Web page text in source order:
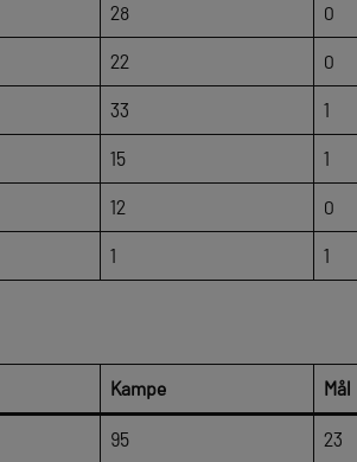
28 0
22 0
33 1
15 1
12 0
1 1
Kampe Mål
95 23